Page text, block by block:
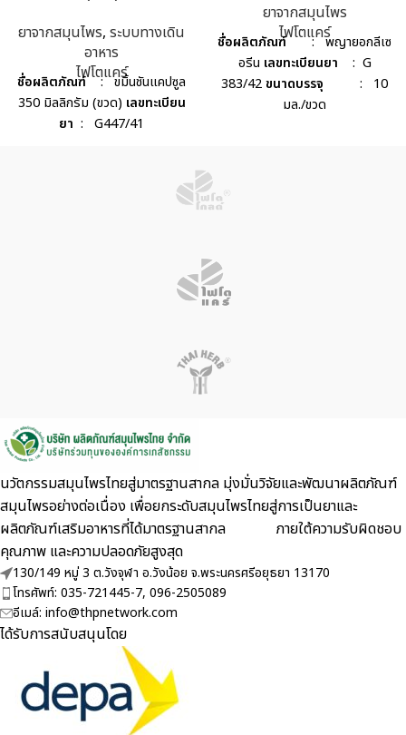
ยาจากสมุนไพร, ระบบทางเดิน
อาหาร
ไฟโตแคร์
ชื่อผลิตภัณฑ์ : ขมิ้นชันแคปซูล
350 มิลลิกรัม (ขวด) เลขทะเบียน
ยา : G447/41
ยาจากสมุนไพร
ไฟโตแคร์
ชื่อผลิตภัณฑ์: พญายอกลีเซ
อรีน เลขทะเบียนยา : G
383/42ขนาดบรรจุ : 10
มล./ขวด
นวัตกรรมสมุนไพรไทยสู่มาตรฐานสากล มุ่งมั่นวิจัยและพัฒนาผลิตภัณฑ์
สมุนไพรอย่างต่อเนื่อง เพื่อยกระดับสมุนไพรไทยสู่การเป็นยาและ
ผลิตภัณฑ์เสริมอาหารที่ได้มาตรฐานสากล ภายใต้ความรับผิดชอบ
คุณภาพ และความปลอดภัยสูงสุด
130/149 หมู่ 3 ต.วังจุฬา อ.วังน้อย จ.พระนครศรีอยุธยา 13170
โทรศัพท์: 035-721445-7, 096-2505089
อีเมล์: info@thpnetwork.com
ได้รับการสนับสนุนโดย